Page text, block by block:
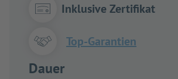
Inklusive Zertifikat
Top-Garantien
Dauer